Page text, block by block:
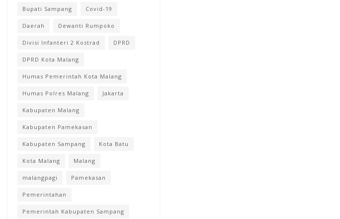
Bupati Sampang Covid-19
Daerah Dewanti Rumpoko
Divisi Infanteri 2 Kostrad DPRD
DPRD Kota Malang
Humas Pemerintah Kota Malang
Humas Polres Malang Jakarta
Kabupaten Malang
Kabupaten Pamekasan
Kabupaten Sampang Kota Batu
Kota Malang Malang
malangpagi Pamekasan
Pemerintahan
Pemerintah Kabupaten Sampang